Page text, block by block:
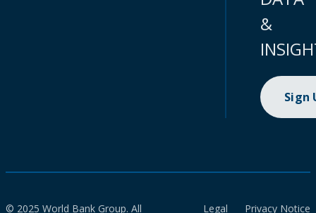
&
Sign
© 2025 World Bank Group. All Legal Privacy Notice